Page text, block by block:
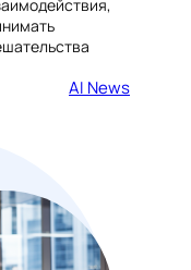
AI News